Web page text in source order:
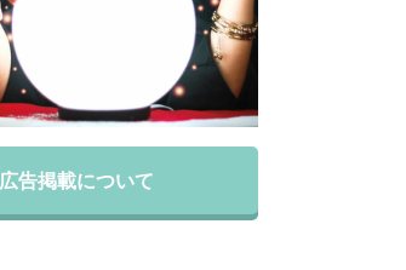
広告掲載について